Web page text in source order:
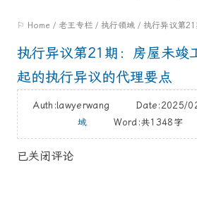
⚐ Home / 老王专栏 / 执行领域 / 执行异议第21期：房屋
执行异议第21期：房屋未竣
起的执行异议的代理要点
Auth:lawyerwang
域 Word:共1348字
已关闭评论